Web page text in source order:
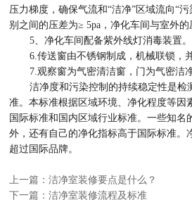
压力梯度，确保气流和“洁净”区域流向“
别之间的压差为≥ 5pa，净化车间与室外的
5、净化车间配备紫外线灯消毒装置。
6.传送窗由不锈钢制成，机械联锁，
7.观察窗为气密清洁窗，门为气密洁净
洁净度和污染控制的持续稳定性是检
准。本标准根据区域环境、净化程度等因
国际标准和国内区域行业标准。一些知名
外，还有自己的净化指标高于国际标准。
超过国际品牌。
上一篇：洁净室装修要点是什么？
下一篇：洁净室装修流程及标准